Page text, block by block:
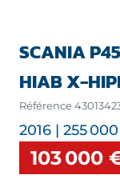
SCANIA
HIAB X-
Référence
2016 | 255
103 000